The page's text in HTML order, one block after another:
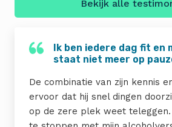
Bekijk alle
Ik ben iedere dag fit en
staat niet meer op
De combinatie van zijn kennis
ervoor dat hij snel dingen
op de zere plek weet teleggen.